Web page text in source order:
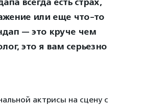
или еще что-то
— это круче чем
это я вам серьезно
актрисы на сцену с